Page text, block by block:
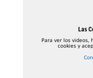
Las
Para ver los videos,
cookies y